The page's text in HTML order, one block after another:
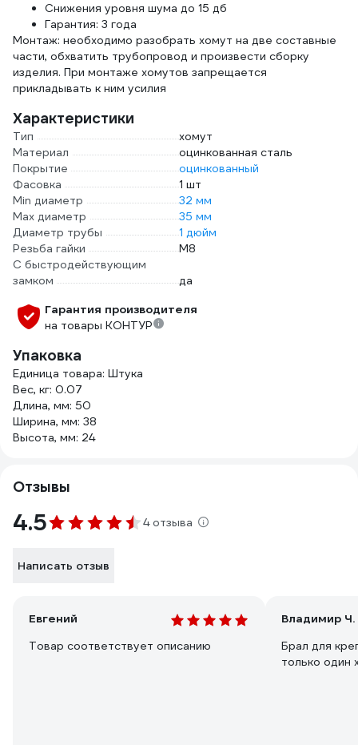
Снижения уровня шума до 15 дб
Гарантия: 3 года
Монтаж: необходимо разобрать хомут на две составные
части, обхватить трубопровод и произвести сборку
изделия. При монтаже хомутов запрещается
прикладывать к ним усилия
Характеристики
Тип
хомут
Материал
оцинкованная сталь
Покрытие
оцинкованный
Фасовка
1 шт
Min диаметр
32 мм
Max диаметр
35 мм
Диаметр трубы
1 дюйм
Резьба гайки
М8
С быстродействующим
замком
да
Гарантия производителя
на товары КОНТУР
Упаковка
Единица товара: Штука
Вес, кг: 0.07
Длина, мм: 50
Ширина, мм: 38
Высота, мм: 24
Отзывы
4.5 4 отзыва
Написать отзыв
Евгений
Товар соответствует описанию
Владимир Ч.
Брал для
только один